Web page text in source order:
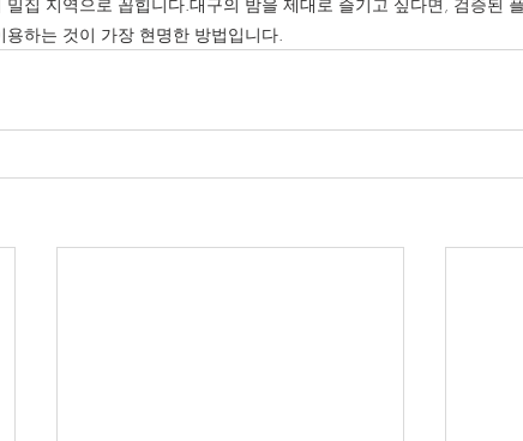
밀집 지역으로 꼽힙니다.대구의 밤을 제대로 즐기고 싶다면, 검증된
용하는 것이 가장 현명한 방법입니다.